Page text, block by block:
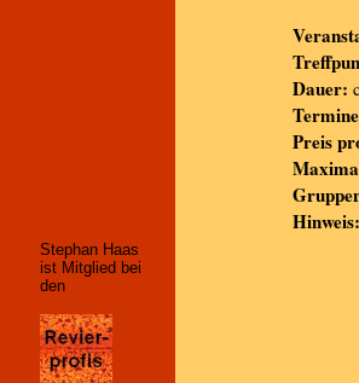
Stephan Haas
ist Mitglied bei
den
Dauer:
Preis
Hinweis: